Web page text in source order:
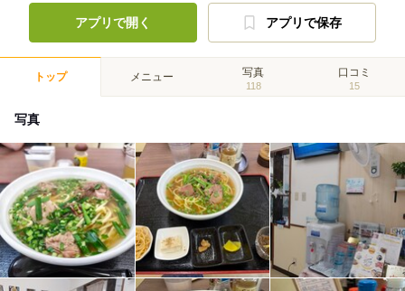
アプリで開く アプリで保存
トップ メニュー 写真
118
口コミ
15
写真